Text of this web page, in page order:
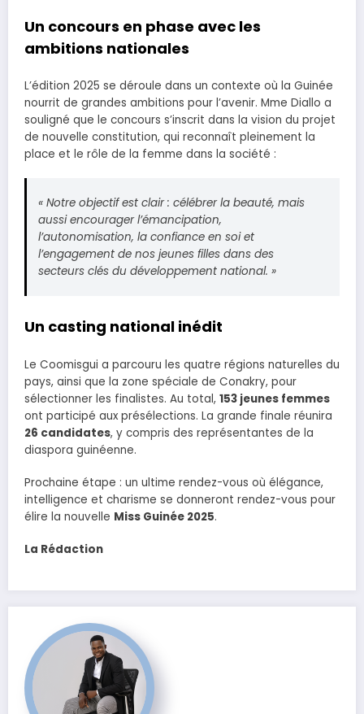
Un concours en phase avec les
ambitions nationales
L’édition 2025 se déroule dans un contexte où la Guinée
nourrit de grandes ambitions pour l’avenir. Mme Diallo a
souligné que le concours s’inscrit dans la vision du projet
de nouvelle constitution, qui reconnaît pleinement la
place et le rôle de la femme dans la société :
« Notre objectif est clair : célébrer la beauté, mais
aussi encourager l’émancipation,
l’autonomisation, la confiance en soi et
l’engagement de nos jeunes filles dans des
secteurs clés du développement national. »
Un casting national inédit
Le Coomisgui a parcouru les quatre régions naturelles du
pays, ainsi que la zone spéciale de Conakry, pour
sélectionner les finalistes. Au total, 153 jeunes femmes
ont participé aux présélections. La grande finale réunira
26 candidates, y compris des représentantes de la
diaspora guinéenne.
Prochaine étape : un ultime rendez-vous où élégance,
intelligence et charisme se donneront rendez-vous pour
élire la nouvelle Miss Guinée 2025.
La Rédaction